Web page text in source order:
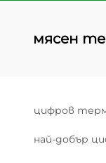
мясен
цифров
най-добър